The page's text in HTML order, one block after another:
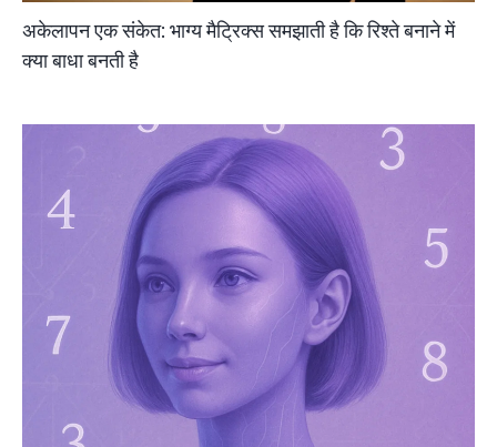
अकेलापन एक संकेत: भाग्य मैट्रिक्स समझाती है कि रिश्ते बनाने में
क्या बाधा बनती है